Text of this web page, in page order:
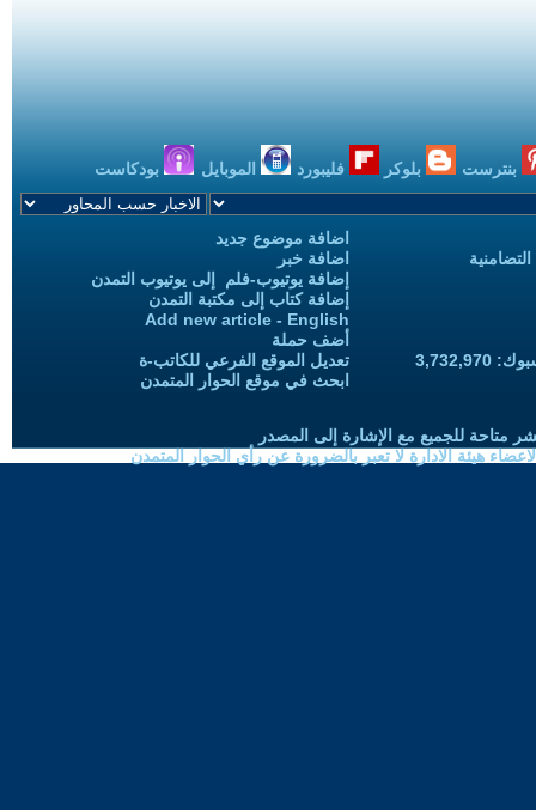
بنترست بلوكر فليبورد الموبايل بودكاست
اضافة موضوع جديد
اضافة خبر
إضافة يوتيوب-فلم إلى يوتيوب التمدن
إضافة كتاب إلى مكتبة التمدن
Add new article - English
أضف حملة
تعديل الموقع الفرعي للكاتب-ة
ابحث في موقع الحوار المتمدن
متاحة للجميع مع الإشارة إلى المصدر
هيئة الادارة لا تعبر بالضرورة عن رأي الحوار المتمدن